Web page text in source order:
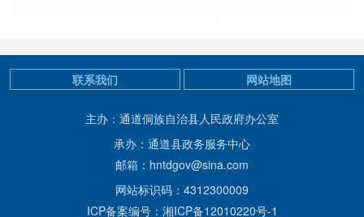
主办：通道侗族自治县人民政府办公室
承办：通道县政务服务中心
邮箱：hntdgov@sina.com
网站标识码：4312300009
ICP备案编号：湘ICP备12010220号-1
联系我们 网站地图